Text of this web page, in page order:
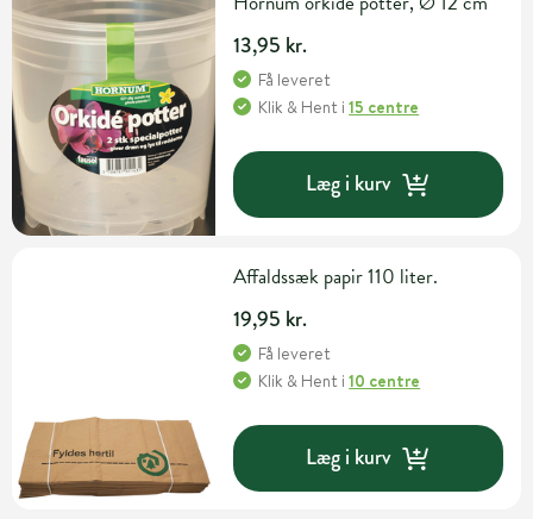
13,95 kr.
Få leveret
Klik & Hent i15 centre
Læg i kurv
Affaldssæk papir 110 liter.
19,95 kr.
Få leveret
Klik & Hent i10 centre
Læg i kurv